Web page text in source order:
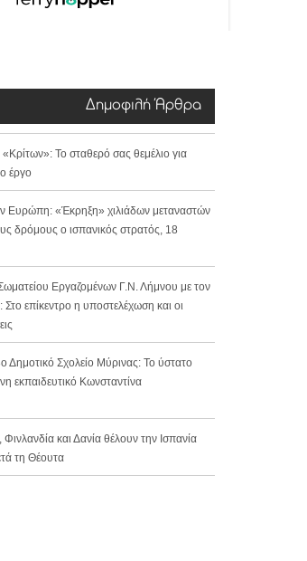
Δημοφιλή Άρθρα
«Κρίτων»: Το σταθερό σας θεμέλιο για
έργο
Ευρώπη: «Έκρηξη» χιλιάδων μεταναστών
δρόμους ο ισπανικός στρατός, 18
Εργαζομένων Γ.Ν. Λήμνου με τον
επίκεντρο η υποστελέχωση και οι
Δημοτικό Σχολείο Μύρινας: Το ύστατο
εκπαιδευτικό Κωνσταντίνα
Φινλανδία και Δανία θέλουν την Ισπανία
τη Θέουτα